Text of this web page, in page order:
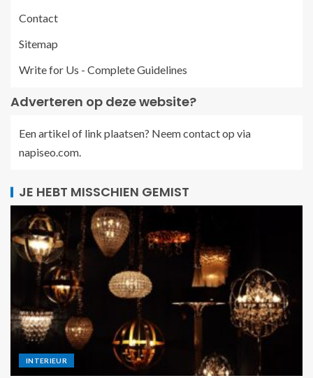
Contact
Sitemap
Write for Us - Complete Guidelines
Adverteren op deze website?
Een artikel of link plaatsen? Neem contact op via
napiseo.com
JE HEBT MISSCHIEN GEMIST
INTERIEUR